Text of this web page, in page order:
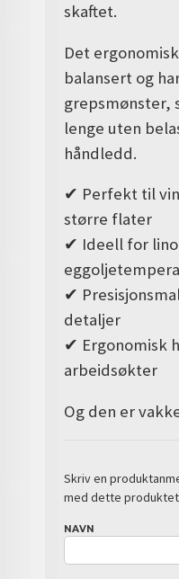
skaftet.
Det
balansert og
grepsmønster,
lenge uten
håndledd.
✔ Perfekt til
større flater
✔ Ideell for
eggoljetempera
✔
detaljer
✔ Ergonomisk
arbeidsøkter
Og den er
Skriv en
med dette
NAVN